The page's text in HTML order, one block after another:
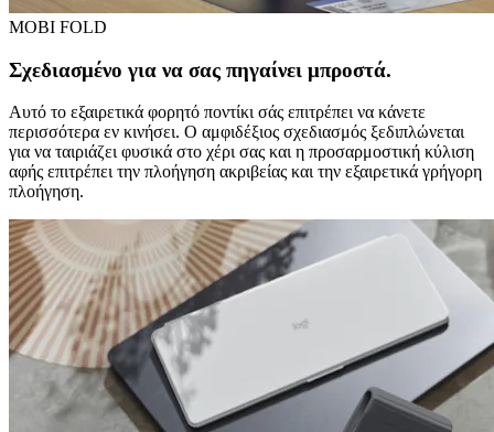
MOBI FOLD
Σχεδιασμένο για να σας πηγαίνει μπροστά.
Αυτό το εξαιρετικά φορητό ποντίκι σάς επιτρέπει να κάνετε
περισσότερα εν κινήσει. Ο αμφιδέξιος σχεδιασμός ξεδιπλώνεται
για να ταιριάζει φυσικά στο χέρι σας και η προσαρμοστική κύλιση
αφής επιτρέπει την πλοήγηση ακριβείας και την εξαιρετικά γρήγορη
πλοήγηση.